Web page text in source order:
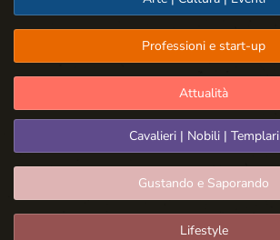
Professioni e start-up
Attualità
Cavalieri | Nobili | Templari
Gustando e Saporando
Lifestyle